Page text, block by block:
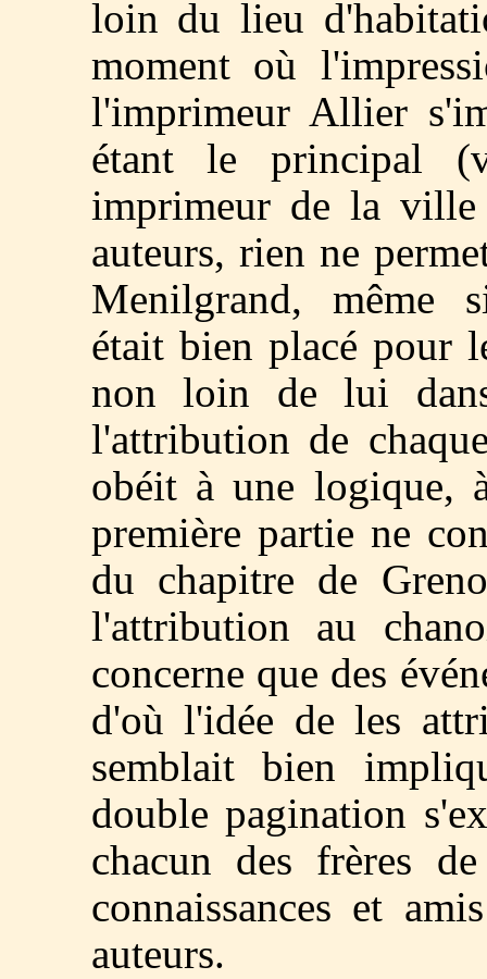
loin du lieu
moment où
l'imprimeur Allier
étant le principal
imprimeur de la ville
auteurs, rien ne
Menilgrand, même
était bien placé pour
non loin de lui
l'attribution de
obéit à une logique,
première partie ne
du chapitre de
l'attribution au
concerne que des
d'où l'idée de les
semblait bien
double pagination
chacun des frères
connaissances et
auteurs.